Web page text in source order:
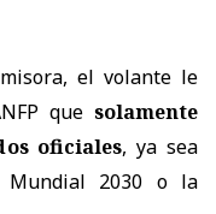
el volante le
que solamente
oficiales, ya sea
Mundial 2030 o la